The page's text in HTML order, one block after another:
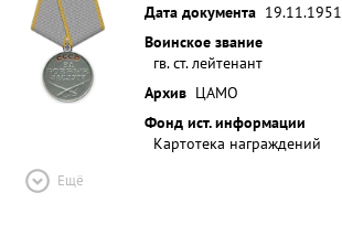
Дата документа 19.11.1951
Воинское звание
гв. ст. лейтенант
Архив ЦАМО
Фонд ист. информации
Картотека награждений
Ещё